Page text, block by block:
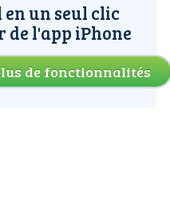
en un seul clic
l'app iPhone
de fonctionnalités